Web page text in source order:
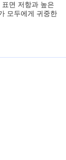
면 저항과 높은
모두에게 귀중한